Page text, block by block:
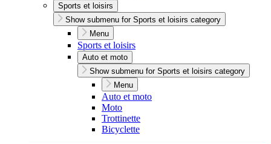
Sports et loisirs
Show submenu for Sports et loisirs category
Menu
Sports et loisirs
Auto et moto
Show submenu for Sports et loisirs category
Menu
Auto et moto
Moto
Trottinette
Bicyclette